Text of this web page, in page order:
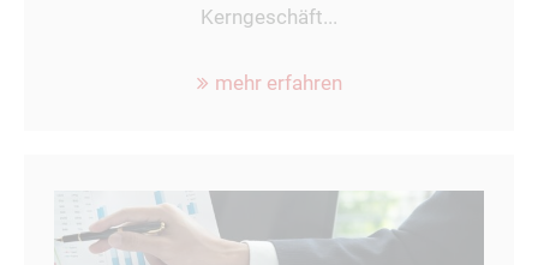
Kerngeschäft...
mehr erfahren